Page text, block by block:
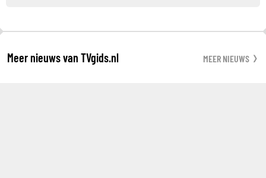
Meer nieuws van TVgids.nl MEER NIEUWS